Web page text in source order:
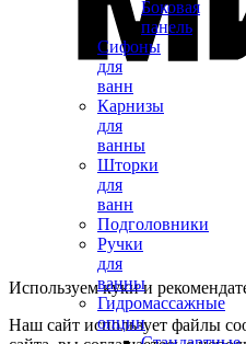
Боковая
панель
Сифоны
для
ванн
Карнизы
для
ванны
Шторки
для
ванн
Подголовники
Ручки
для
ванны
Гидромассажные
опции
Используем куки и
Наш сайт использует файлы